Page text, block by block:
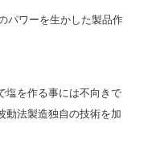
パワーを生かした製品作
塩を作る事には不向きで
動法製造独自の技術を加